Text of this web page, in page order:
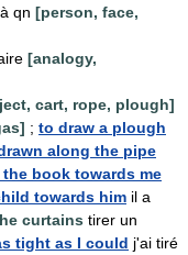
qn [person, face,
[analogy,
cart, rope, plough]
; to draw a plough
along the pipe
the book towards me
towards him il a
curtains tirer un
tight as I could j'ai tiré